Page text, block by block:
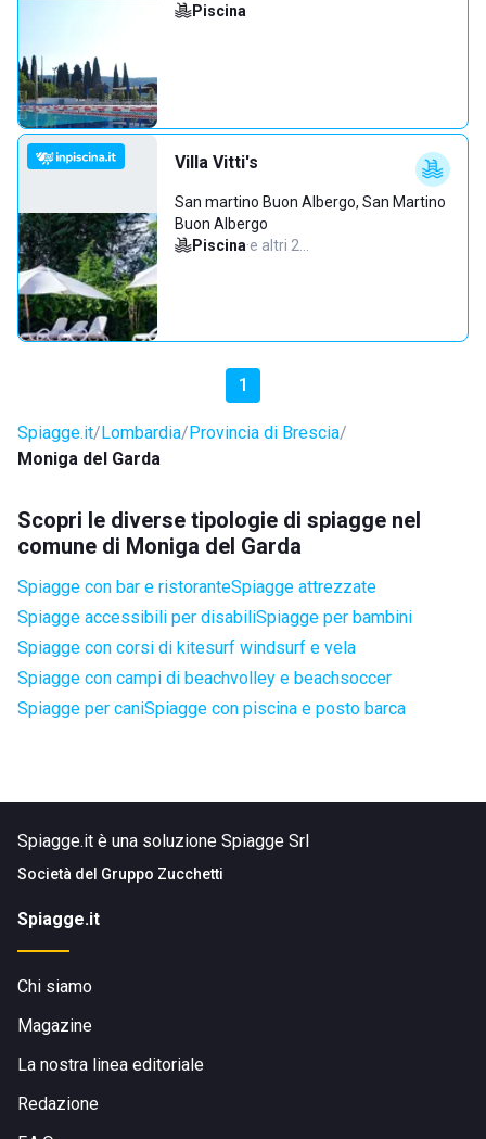
Piscina
Villa Vitti's
San martino Buon Albergo, San Martino
Buon Albergo
Piscina·e altri 2…
1
Spiagge.it Lombardia Provincia di Brescia
Moniga del Garda
Scopri le diverse tipologie di spiagge nel
comune di Moniga del Garda
Spiagge con bar e ristoranteSpiagge attrezzate
Spiagge accessibili per disabiliSpiagge per bambini
Spiagge con corsi di kitesurf windsurf e vela
Spiagge con campi di beachvolley e beachsoccer
Spiagge per caniSpiagge con piscina e posto barca
Spiagge.it è una soluzione Spiagge Srl
Società del Gruppo Zucchetti
Spiagge.it
Chi siamo
Magazine
La nostra linea editoriale
Redazione